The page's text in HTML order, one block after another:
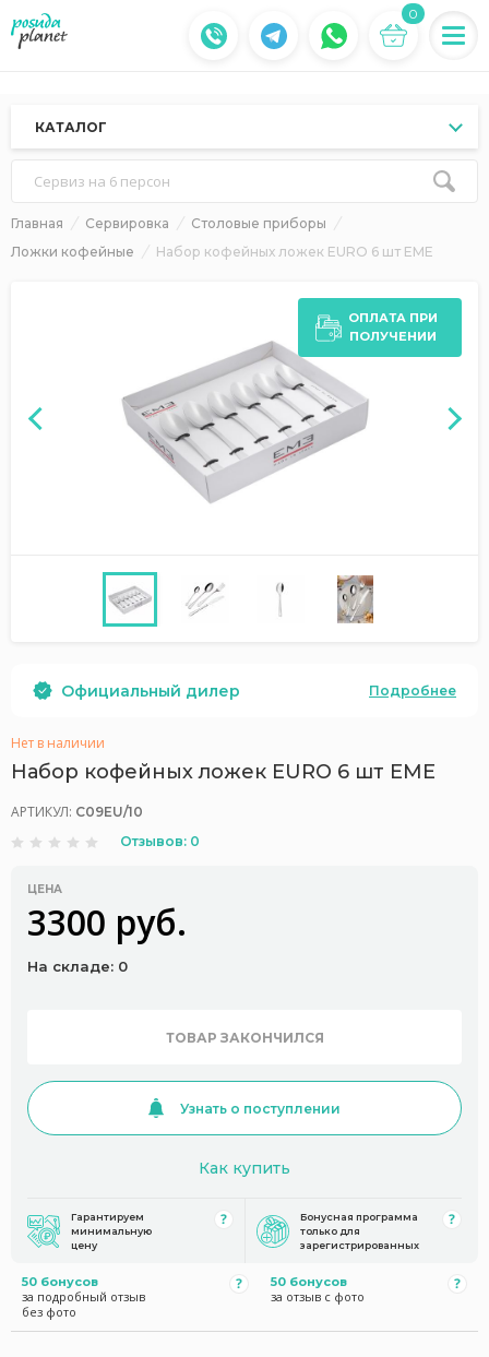
0
КАТАЛОГ
Сервиз на 6 персон
Главная Сервировка
Столовые приборы
Ложки кофейные
Набор кофейных ложек EURO 6 шт EME
ОПЛАТА ПРИ
ПОЛУЧЕНИИ
Официальный дилер Подробнее
Нет в наличии
Набор кофейных ложек EURO 6 шт EME
АРТИКУЛ: C09EU/10
Отзывов: 0
ЦЕНА
3300 руб.
На складе: 0
ТОВАР ЗАКОНЧИЛСЯ
Узнать о поступлении
Как купить
Гарантируем
минимальную
цену
Бонусная программа
только для
зарегистрированных
50 бонусов
за подробный отзыв
без фото
50 бонусов
за отзыв с фото